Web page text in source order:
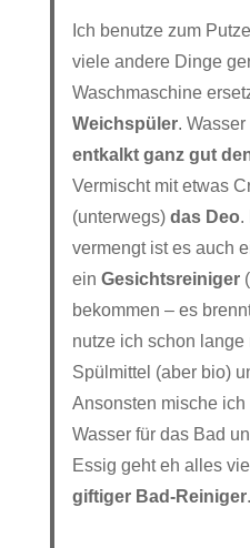
Ich benutze zum
viele andere Dinge
Waschmaschine
Weichspüler.
entkalkt ganz gut
Vermischt mit etwas
(unterwegs) das Deo.
vermengt ist es auch
ein Gesichtsreiniger
bekommen – es
nutze ich schon
Spülmittel (aber bio)
Ansonsten mische
Wasser für das Bad
Essig geht eh alles
giftiger Bad-Reiniger.